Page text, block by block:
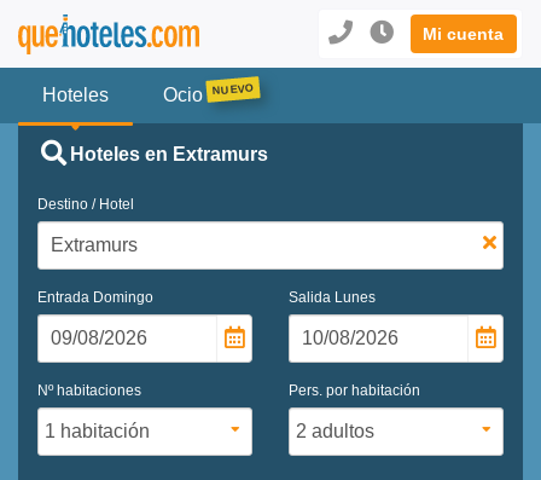
Mi cuenta
Hoteles Ocio
Hoteles en Extramurs
Destino / Hotel
Entrada Domingo Salida Lunes
Nº habitaciones Pers. por habitación